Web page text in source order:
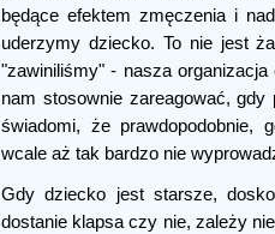
będące efektem zmęczenia i
uderzymy dziecko. To nie jest
"zawiniliśmy" - nasza
nam stosownie zareagować, gdy
świadomi, że prawdopodobnie,
wcale aż tak bardzo nie
Gdy dziecko jest starsze,
dostanie klapsa czy nie, zależy